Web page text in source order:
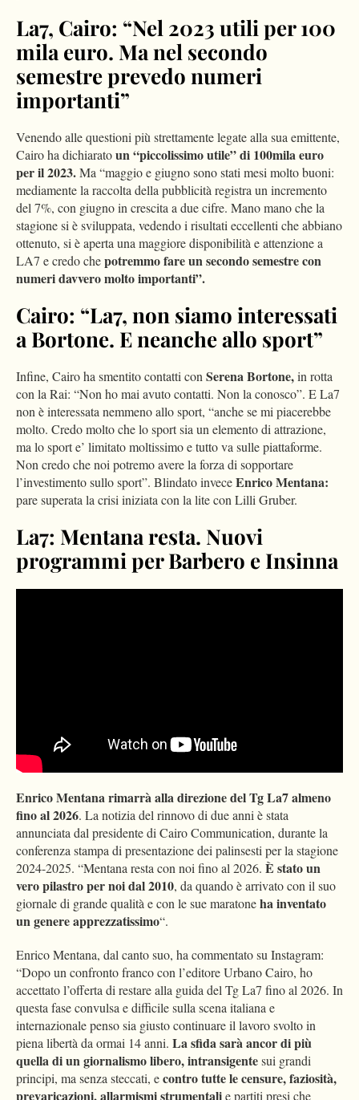
La7, Cairo: “Nel 2023 utili per 100
mila euro. Ma nel secondo
semestre prevedo numeri
importanti”
Venendo alle questioni più strettamente legate alla sua emittente,
Cairo ha dichiaratoun “piccolissimo utile” di 100mila euro
per il 2023.Ma “maggio e giugno sono stati mesi molto buoni:
mediamente la raccolta della pubblicità registra un incremento
del 7%, con giugno in crescita a due cifre. Mano mano che la
stagione si è sviluppata, vedendo i risultati eccellenti che abbiano
ottenuto, si è aperta una maggiore disponibilità e attenzione a
LA7 e credo chepotremmo fare un secondo semestre con
numeri davvero molto importanti”.
Cairo: “La7, non siamo interessati
a Bortone. E neanche allo sport”
Infine, Cairo ha smentito contatti con Serena Bortone,in rotta
con la Rai: “Non ho mai avuto contatti. Non la conosco”. E La7
non è interessata nemmeno allo sport, “anche se mi piacerebbe
molto. Credo molto che lo sport sia un elemento di attrazione,
ma lo sport e’ limitato moltissimo e tutto va sulle piattaforme.
Non credo che noi potremo avere la forza di sopportare
l’investimento sullo sport”. Blindato inveceEnrico Mentana:
pare superata la crisi iniziata con la lite con Lilli Gruber.
La7: Mentana resta. Nuovi
programmi per Barbero e Insinna
Enrico Mentana rimarrà alla direzione del Tg La7 almeno
fino al 2026. La notizia del rinnovo di due anni è stata
annunciata dal presidente di Cairo Communication, durante la
conferenza stampa di presentazione dei palinsesti per la stagione
2024-2025. “Mentana resta con noi fino al 2026. È stato un
vero pilastro per noi dal 2010, da quando è arrivato con il suo
giornale di grande qualità e con le sue maratoneha inventato
un genere apprezzatissimo“.
Enrico Mentana, dal canto suo, ha commentato su Instagram:
“Dopo un confronto franco con l’editore Urbano Cairo, ho
accettato l’offerta di restare alla guida del Tg La7 fino al 2026. In
questa fase convulsa e difficile sulla scena italiana e
internazionale penso sia giusto continuare il lavoro svolto in
piena libertà da ormai 14 anni. La sfida sarà ancor di più
quella di un giornalismo libero, intransigentesui grandi
principi, ma senza steccati, econtro tutte le censure, faziosità,
prevaricazioni, allarmismi strumentalie partiti presi che